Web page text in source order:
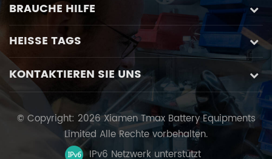
BRAUCHE HILFE
HEISSE TAGS
KONTAKTIEREN SIE UNS
© Copyright: 2026 Xiamen Tmax Battery Equipments
Limited Alle Rechte vorbehalten.
IPv6 Netzwerk unterstützt